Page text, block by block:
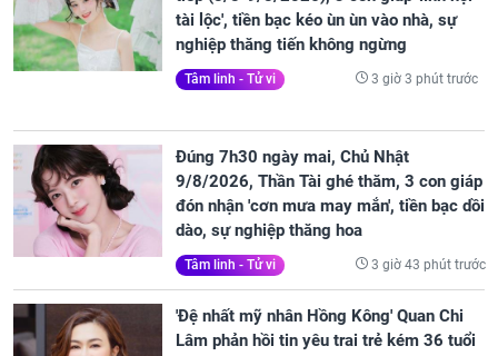
tài lộc', tiền bạc kéo ùn ùn vào nhà, sự
nghiệp thăng tiến không ngừng
Tâm linh - Tử vi 3 giờ 3 phút trước
Đúng 7h30 ngày mai, Chủ Nhật
9/8/2026, Thần Tài ghé thăm, 3 con giáp
đón nhận 'cơn mưa may mắn', tiền bạc dồi
dào, sự nghiệp thăng hoa
Tâm linh - Tử vi 3 giờ 43 phút trước
'Đệ nhất mỹ nhân Hồng Kông' Quan Chi
Lâm phản hồi tin yêu trai trẻ kém 36 tuổi